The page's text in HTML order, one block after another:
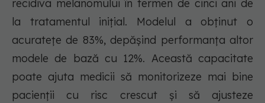
recidiva melanomului în termen de cinci ani de
la tratamentul inițial. Modelul a obținut o
acuratețe de 83%, depășind performanța altor
modele de bază cu 12%. Această capacitate
poate ajuta medicii să monitorizeze mai bine
pacienții cu risc crescut și să ajusteze